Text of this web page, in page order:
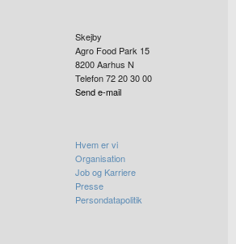
Skejby
Agro Food Park 15
8200Aarhus N
Telefon 72 20 30 00
Send e-mail
Hvem er vi
Organisation
Job og Karriere
Presse
Persondatapolitik